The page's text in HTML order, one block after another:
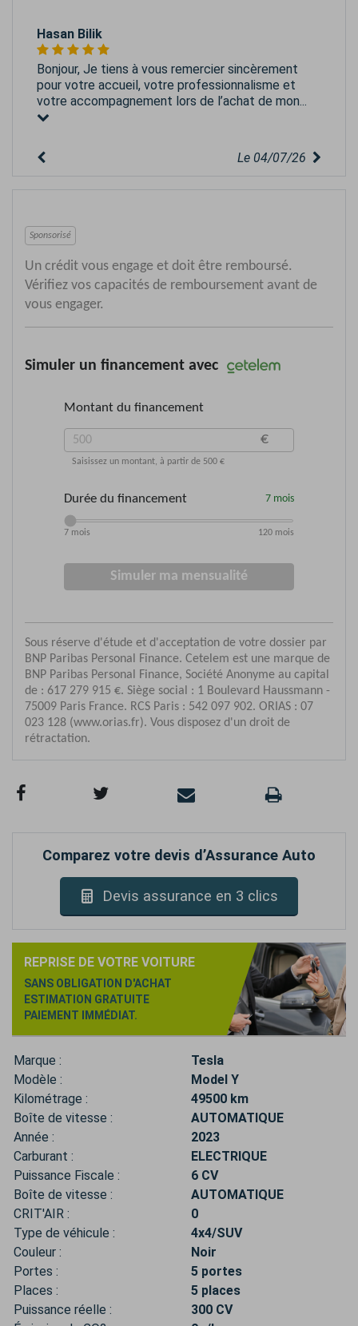
Hasan Bilik
Bonjour, Je tiens à vous remercier sincèrement
pour votre accueil, votre professionnalisme et
votre accompagnement lors de l’achat de mon...
Le 04/07/26
Comparez votre devis d’Assurance Auto
Devis assurance en 3 clics
REPRISE DE VOTRE VOITURE
SANS OBLIGATION D'ACHAT
ESTIMATION GRATUITE
PAIEMENT IMMÉDIAT.
Marque :
Tesla
Modèle :
Model Y
Kilométrage :
49500 km
Boîte de vitesse :
AUTOMATIQUE
Année :
2023
Carburant :
ELECTRIQUE
Puissance Fiscale :
6 CV
Boîte de vitesse :
AUTOMATIQUE
CRIT'AIR :
0
Type de véhicule :
4x4/SUV
Couleur :
Noir
Portes :
5 portes
Places :
5 places
Puissance réelle :
300 CV